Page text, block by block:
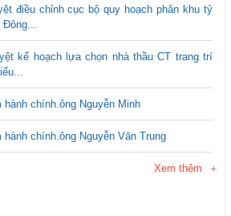
điều chỉnh cục bộ quy hoạch phân khu tỷ
Đông...
kế hoạch lựa chọn nhà thầu CT trang trí
chính.ông Nguyễn Minh
chính.ông Nguyễn Văn Trung
Xem thêm